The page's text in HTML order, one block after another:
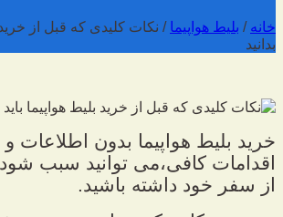
خانه / بلیط هواپیما / نکات کلیدی که قبل از خرید
بدانید
خرید بلیط هواپیما بدون
اقدامات کافی،می توانید سبب
از سفر خود داشته باشید.